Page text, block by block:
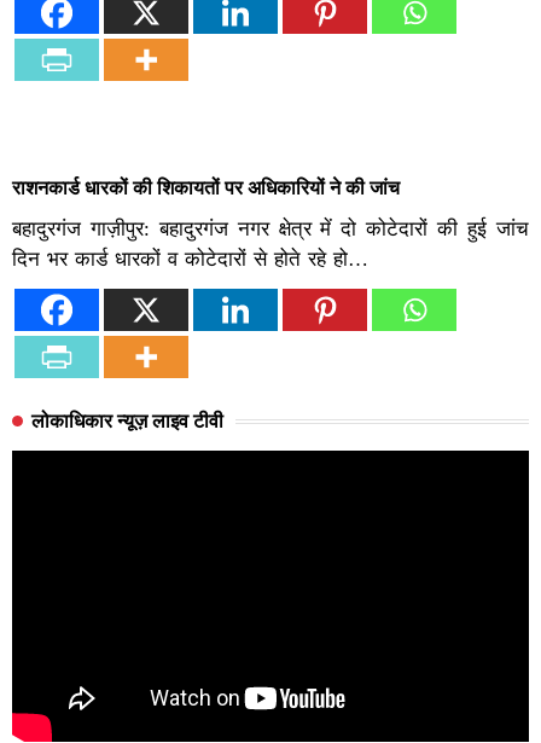
राशनकार्ड धारकों की शिकायतों पर अधिकारियों ने की जांच
बहादुरगंज गाज़ीपुर: बहादुरगंज नगर क्षेत्र में दो कोटेदारों की हुई जांच
दिन भर कार्ड धारकों व कोटेदारों से होते रहे हो…
लोकाधिकार न्यूज़ लाइव टीवी